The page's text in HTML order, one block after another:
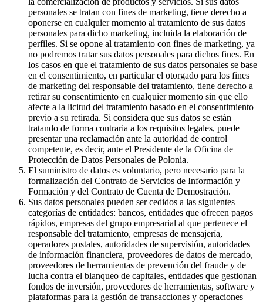
personales se tratan con fines de marketing, tiene derecho a
oponerse en cualquier momento al tratamiento de sus datos
personales para dicho marketing, incluida la elaboración de
perfiles. Si se opone al tratamiento con fines de marketing, ya
no podremos tratar sus datos personales para dichos fines. En
los casos en que el tratamiento de sus datos personales se base
en el consentimiento, en particular el otorgado para los fines
de marketing del responsable del tratamiento, tiene derecho a
retirar su consentimiento en cualquier momento sin que ello
afecte a la licitud del tratamiento basado en el consentimiento
previo a su retirada. Si considera que sus datos se están
tratando de forma contraria a los requisitos legales, puede
presentar una reclamación ante la autoridad de control
competente, es decir, ante el Presidente de la Oficina de
Protección de Datos Personales de Polonia.
El suministro de datos es voluntario, pero necesario para la
formalización del Contrato de Servicios de Información y
Formación y del Contrato de Cuenta de Demostración.
Sus datos personales pueden ser cedidos a las siguientes
categorías de entidades: bancos, entidades que ofrecen pagos
rápidos, empresas del grupo empresarial al que pertenece el
responsable del tratamiento, empresas de mensajería,
operadores postales, autoridades de supervisión, autoridades
de información financiera, proveedores de datos de mercado,
proveedores de herramientas de prevención del fraude y de
lucha contra el blanqueo de capitales, entidades que gestionan
fondos de inversión, proveedores de herramientas, software y
plataformas para la gestión de transacciones y operaciones